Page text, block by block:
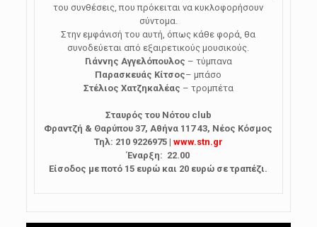
του συνθέσεις, που πρόκειται να κυκλοφορήσουν
σύντομα.
Στην εμφάνισή του αυτή, όπως κάθε φορά, θα
συνοδεύεται από εξαιρετικούς μουσικούς.
Γιάννης Αγγελόπουλος – τύμπανα
Παρασκευάς Κίτσος– μπάσο
Στέλιος Χατζηκαλέας – τρομπέτα
Σταυρός του Νότου club
Φραντζή & Θαρύπου 37, Αθήνα 117 43, Νέος Κόσμος
Τηλ: 210 9226975 | www.stn.gr
Έναρξη: 22.00
Είσοδος με ποτό 15 ευρώ και 20 ευρώ σε τραπέζι.